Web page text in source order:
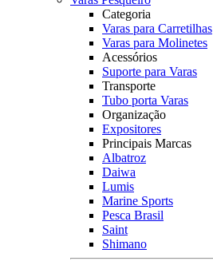
Categoria
Varas para Carretilhas
Varas para Molinetes
Acessórios
Suporte para Varas
Transporte
Tubo porta Varas
Organização
Expositores
Principais Marcas
Albatroz
Daiwa
Lumis
Marine Sports
Pesca Brasil
Saint
Shimano